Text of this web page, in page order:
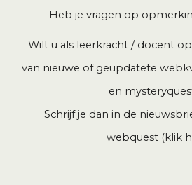
Heb je vragen op
Wilt u als leerkracht / docent
van nieuwe of geüpdatete
en
Schrijf je dan in de
webquest (klik